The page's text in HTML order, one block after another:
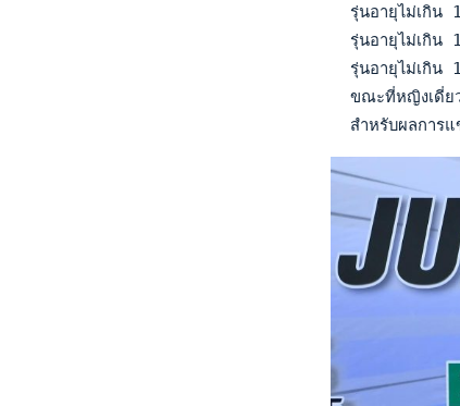
รุ่นอายุไม่เกิน
รุ่นอายุไม่เกิน
รุ่นอายุไม่เกิน
ขณะที่หญิงเดี่ย
สำหรับผลการ